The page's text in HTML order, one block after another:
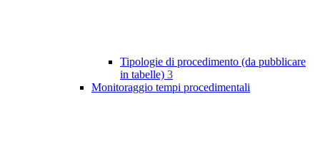
Tipologie di procedimento (da pubblicare
in tabelle) 3
Monitoraggio tempi procedimentali